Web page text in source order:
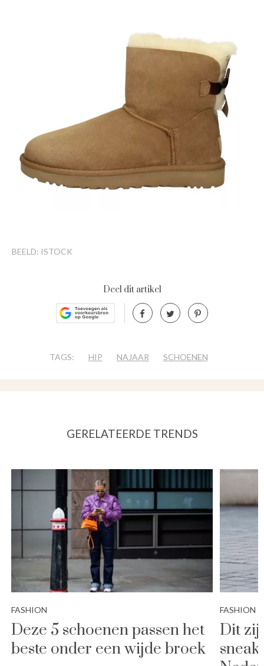
BEELD: ISTOCK
Deel dit artikel
TAGS: HIP NAJAAR SCHOENEN
GERELATEERDE TRENDS
FASHION
Deze 5 schoenen passen het
beste onder een wijde broek
FASHION
Dit